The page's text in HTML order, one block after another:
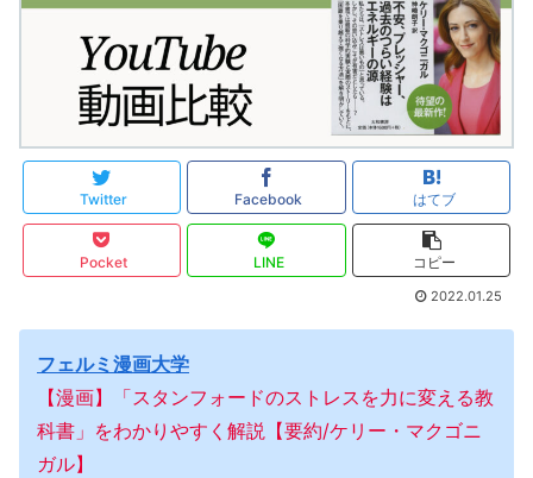
Twitter Facebook はてブ
Pocket LINE コピー
2022.01.25
フェルミ漫画大学
【漫画】「スタンフォードのストレスを力に変える教
科書」をわかりやすく解説【要約/ケリー・マクゴニ
ガル】